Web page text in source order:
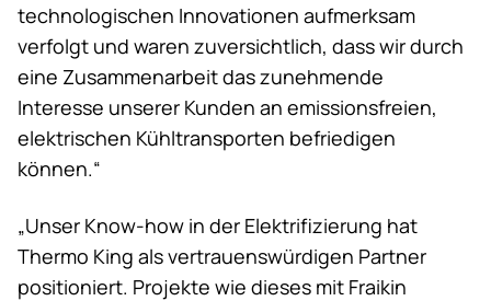
technologischen Innovationen aufmerksam
verfolgt und waren zuversichtlich, dass wir durch
eine Zusammenarbeit das zunehmende
Interesse unserer Kunden an emissionsfreien,
elektrischen Kühltransporten befriedigen
können.“
„Unser Know-how in der Elektrifizierung hat
Thermo King als vertrauenswürdigen Partner
positioniert. Projekte wie dieses mit Fraikin